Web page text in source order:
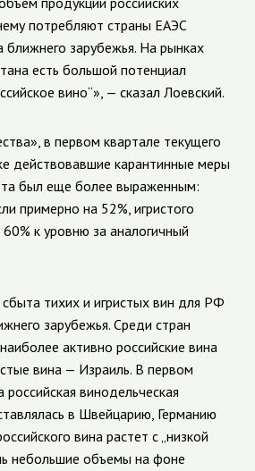
потребляют страны ЕАЭС
ближнего зарубежья. На рынках
есть большой потенциал
вино“», — сказал Лоевский.
в первом квартале текущего
действовавшие карантинные меры
был еще более выраженным:
примерно на 52%, игристого
к уровню за аналогичный
тихих и игристых вин для РФ
зарубежья. Среди стран
активно российские вина
вина — Израиль. В первом
винодельческая
в Швейцарию, Германию
вина растет с „низкой
небольшие объемы на фоне